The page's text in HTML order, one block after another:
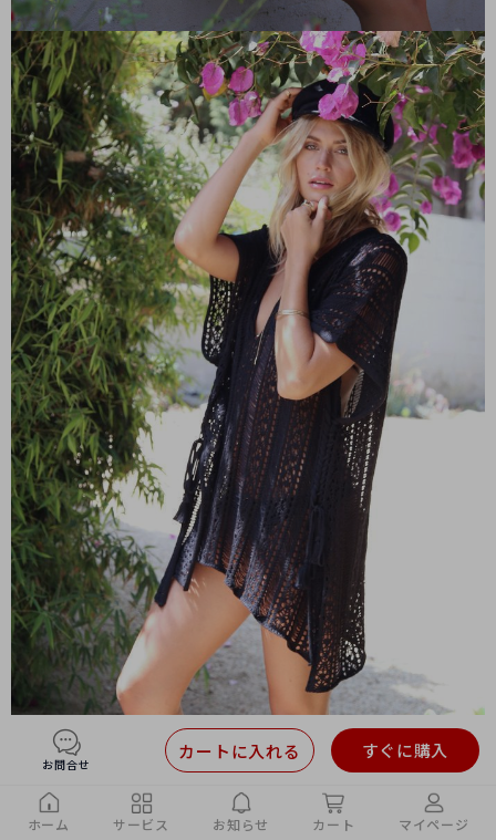
お問合せ
すぐに購入
カートに入れる
ホーム サービス お知らせ カート マイページ